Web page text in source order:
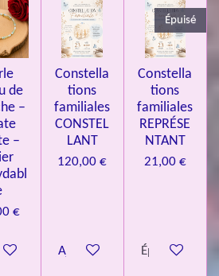
de
–
–
€
au panier
Constella
tions
familiales
CONSTEL
LANT
120,00 €
Ajouter au panier
Épuisé
Constella
tions
familiales
REPRÉSE
NTANT
21,00 €
Épuisé